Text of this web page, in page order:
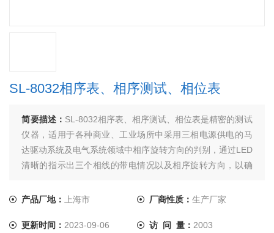
SL-8032相序表、相序测试、相位表
简要描述： SL-8032相序表、相序测试、相位表是精密的测试
仪器，适用于各种商业、工业场所中采用三相电源供电的马
达驱动系统及电气系统领域中相序旋转方向的判别，通过LED
清晰的指示出三个相线的带电情况以及相序旋转方向，以确
产品厂地：上海市 厂商性质： 生产厂家
更新时间：2023-09-06 访 问 量： 2003